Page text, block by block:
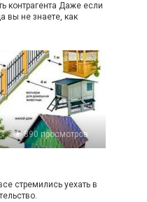
контрагента Даже если
вы не знаете, как
890 просмотров
стремились уехать в